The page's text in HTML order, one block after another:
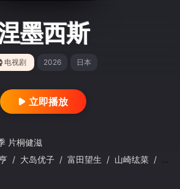
墨西斯
电视剧 2026 日本
立即播放
片桐健滋
/ 大岛优子 / 富田望生 / 山崎纮菜 /